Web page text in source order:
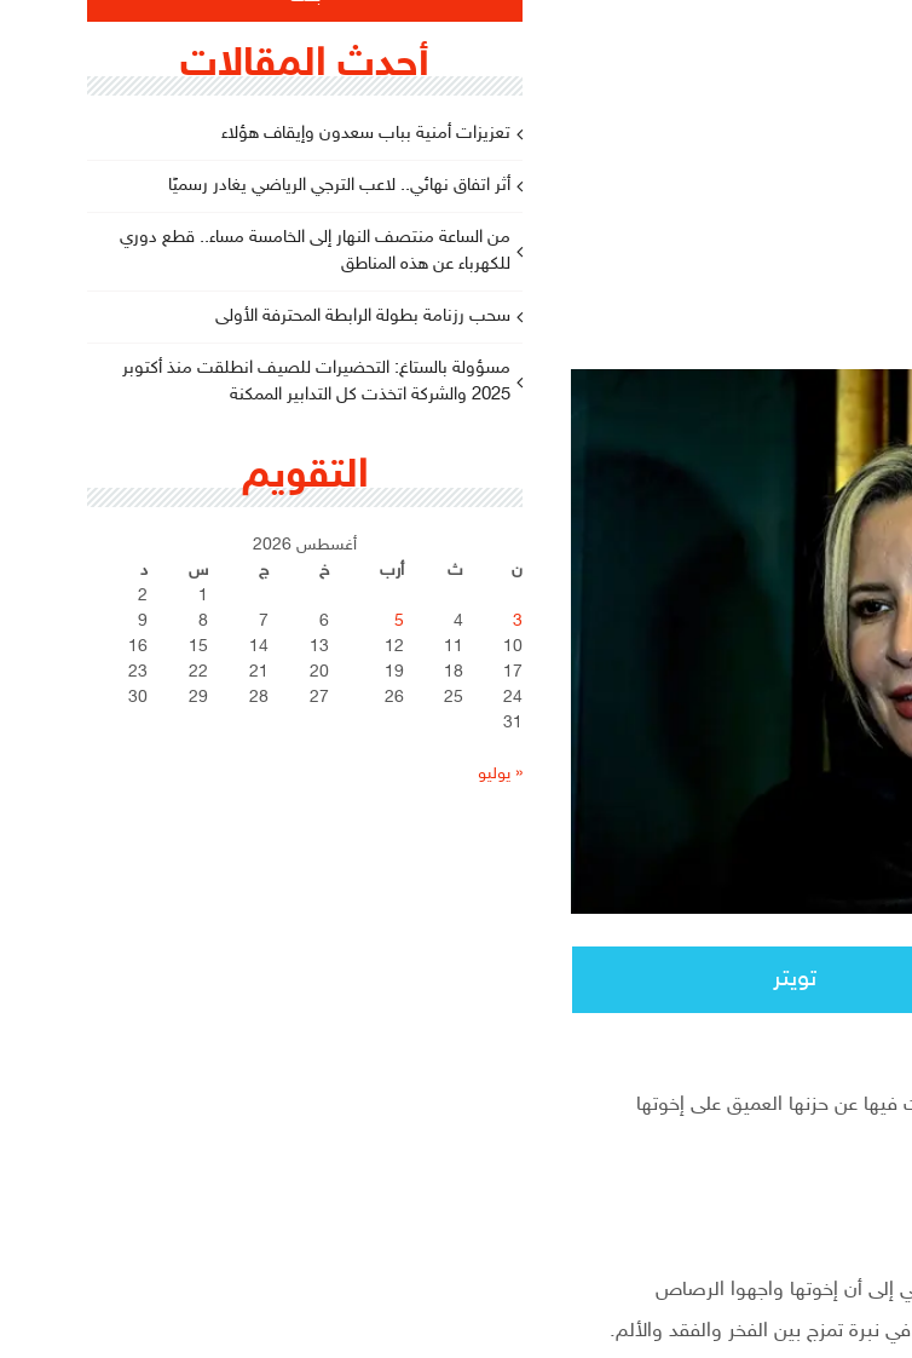
تويتر
عن حزنها العميق على إخوتها
إلى أن إخوتها واجهوا الرصاص
تمزج بين الفخر والفقد والألم.
أحدث المقالات
تعزيزات أمنية بباب سعدون وإيقاف هؤلاء
أثر اتفاق نهائي.. لاعب الترجي الرياضي يغادر رسميًا
من الساعة منتصف النهار إلى الخامسة مساء.. قطع دوري
للكهرباء عن هذه المناطق
سحب رزنامة بطولة الرابطة المحترفة الأولى
مسؤولة بالستاغ: التحضيرات للصيف انطلقت منذ أكتوبر
2025 والشركة اتخذت كل التدابير الممكنة
التقويم
أغسطس 2026
ن
ث أرب خ ج س
د
1
2
3
4
5
6
7
8
9
10
11
12
13
14
15
16
17
18
19
20
21
22
23
24
25
26
27
28
29
30
31
« يوليو